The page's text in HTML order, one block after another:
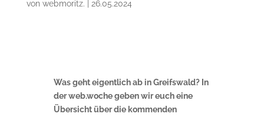
von webmoritz. 26.05.2024
Was geht eigentlich ab in Greifswald? In
der web.woche geben wir euch eine
Übersicht über die kommenden